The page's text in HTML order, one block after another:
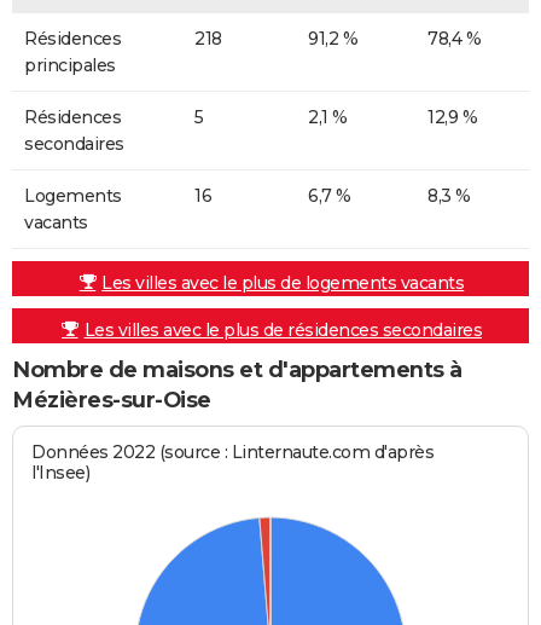
Résidences
principales
218 91,2 % 78,4 %
Résidences
secondaires
5 2,1 % 12,9 %
Logements
vacants
16 6,7 % 8,3 %
Les villes avec le plus de logements vacants
Les villes avec le plus de résidences secondaires
Nombre de maisons et d'appartements à
Mézières-sur-Oise
Données 2022 (source : Linternaute.com d'après
l'Insee)